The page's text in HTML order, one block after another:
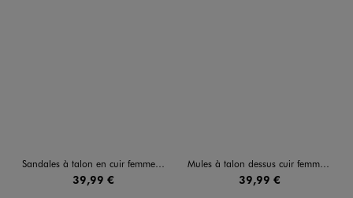
Sandales à talon en cuir femme - Tanéo
39,99 €
Mules à talon dessus cuir femme - Tanéo
39,99 €